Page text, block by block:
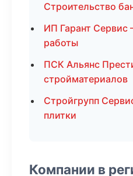
Строительство
ИП Гарант
работы
ПСК Альянс
стройматериалов
Стройгрупп
плитки
Компании в